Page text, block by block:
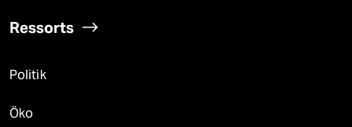
Ressorts
Politik
Öko